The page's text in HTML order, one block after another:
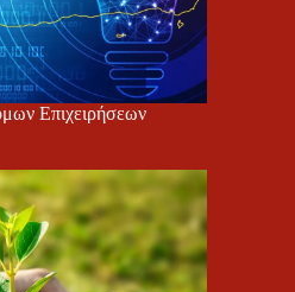
Επιχειρήσεων